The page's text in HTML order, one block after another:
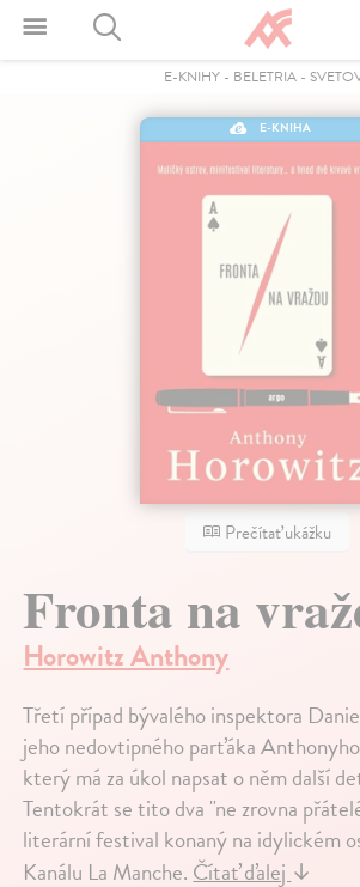
E-KNIHY- BELETRIA-
E-KNIHA
Prečítať ukážku
Fronta na
Horowitz Anthony
Třetí případ bývalého inspektora
jeho nedovtipného parťáka
který má za úkol napsat o něm další
Tentokrát se tito dva "ne zrovna
literární festival konaný na idylickém
Kanálu La Manche.Čítať ďalej↓